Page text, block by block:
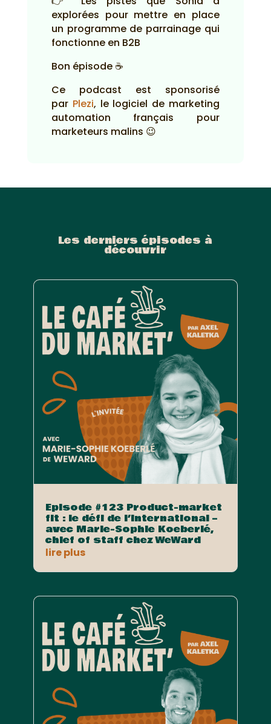
explorées pour mettre en place
un programme de parrainage qui
fonctionne en B2B
Bon épisode ☕
Ce podcast est sponsorisé
par Plezi, le logiciel de marketing
automation français pour
marketeurs malins 😉
Les derniers épisodes à
découvrir
Episode #123 Product-market
fit : le défi de l’international –
avec Marie-Sophie Koeberlé,
chief of staff chez WeWard
lire plus